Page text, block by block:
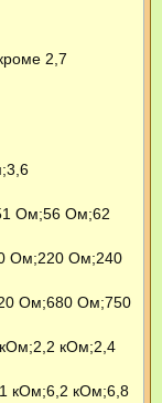
2,7
Ом;56 Ом;62
Ом;220 Ом;240
Ом;680 Ом;750
кОм;2,4
кОм;6,2 кОм;6,8